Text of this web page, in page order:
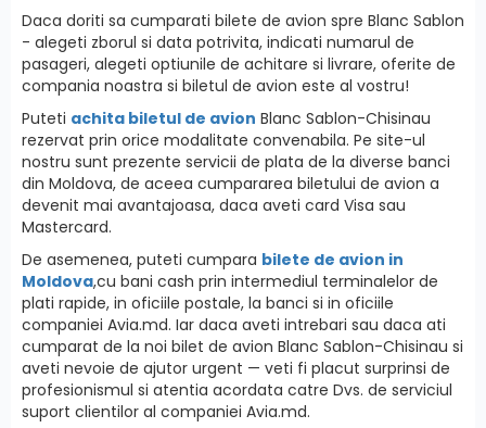
Daca doriti sa cumparati bilete de avion spre Blanc Sablon
- alegeti zborul si data potrivita, indicati numarul de
pasageri, alegeti optiunile de achitare si livrare, oferite de
compania noastra si biletul de avion este al vostru!
Puteti achita biletul de avion Blanc Sablon-Chisinau
rezervat prin orice modalitate convenabila. Pe site-ul
nostru sunt prezente servicii de plata de la diverse banci
din Moldova, de aceea cumpararea biletului de avion a
devenit mai avantajoasa, daca aveti card Visa sau
Mastercard.
De asemenea, puteti cumpara bilete de avion in
Moldova,cu bani cash prin intermediul terminalelor de
plati rapide, in oficiile postale, la banci si in oficiile
companiei Avia.md. Iar daca aveti intrebari sau daca ati
cumparat de la noi bilet de avion Blanc Sablon-Chisinau si
aveti nevoie de ajutor urgent — veti fi placut surprinsi de
profesionismul si atentia acordata catre Dvs. de serviciul
suport clientilor al companiei Avia.md.